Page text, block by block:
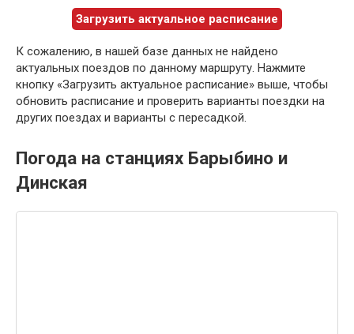
Загрузить актуальное расписание
К сожалению, в нашей базе данных не найдено
актуальных поездов по данному маршруту. Нажмите
кнопку «Загрузить актуальное расписание» выше, чтобы
обновить расписание и проверить варианты поездки на
других поездах и варианты с пересадкой.
Погода на станциях Барыбино и
Динская